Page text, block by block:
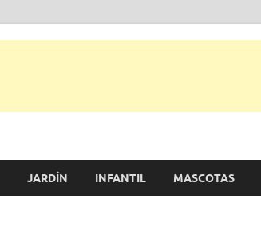
JARDÍN INFANTIL MASCOTAS